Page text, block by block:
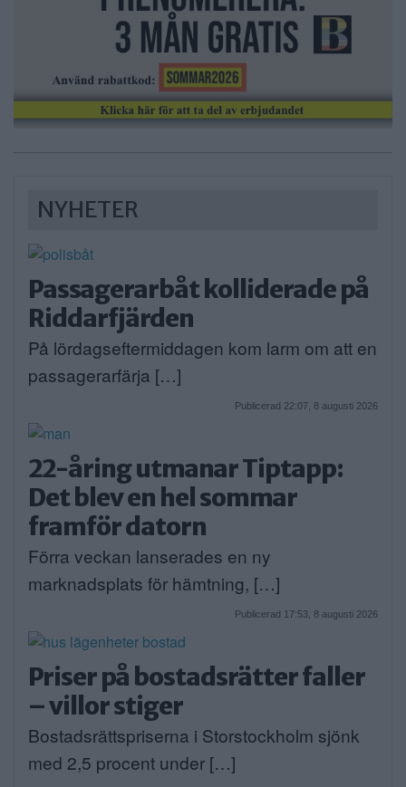
NYHETER
Passagerarbåt kolliderade på
Riddarfjärden
På lördagseftermiddagen kom larm om att en
passagerarfärja […]
Publicerad 22:07, 8 augusti 2026
22-åring utmanar Tiptapp:
Det blev en hel sommar
framför datorn
Förra veckan lanserades en ny
marknadsplats för hämtning, […]
Publicerad 17:53, 8 augusti 2026
Priser på bostadsrätter faller
– villor stiger
Bostadsrättspriserna i Storstockholm sjönk
med 2,5 procent under […]